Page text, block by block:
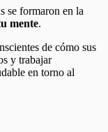
se formaron en la
mente.
de cómo sus
y trabajar
en torno al